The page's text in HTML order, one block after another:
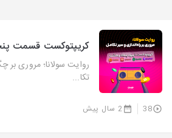
کریپتوکست قسمت
روایت سولانا؛ مروری بر
تکا...
38 2 سال پیش